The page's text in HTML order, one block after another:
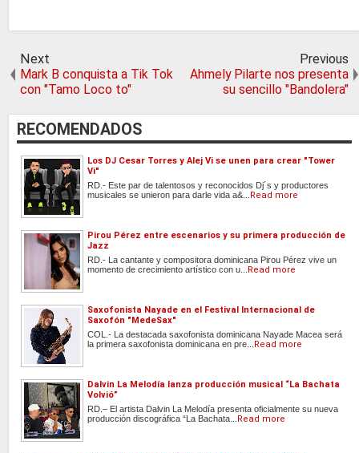
Next
Mark B conquista a Tik Tok
con "Tamo Loco to"
Previous
Ahmely Pilarte nos presenta
su sencillo "Bandolera"
RECOMENDADOS
Los DJ Cesar Torres y Alej Vi se unen para crear "Tower
Vi"
RD.- Este par de talentosos y reconocidos Dj´s y productores
musicales se unieron para darle vida a&... Read more
Pirou Pérez entre escenarios y su primera producción de
Jazz
RD.- La cantante y compositora dominicana Pirou Pérez vive un
momento de crecimiento artístico con u... Read more
Saxofonista Nayade en el Festival Internacional de
Saxofón "MedeSax"
COL.- La destacada saxofonista dominicana Nayade Macea será
la primera saxofonista dominicana en pre... Read more
Dalvin La Melodía lanza producción musical “La Bachata
Volvió”
RD.– El artista Dalvin La Melodía presenta oficialmente su nueva
producción discográfica “La Bachata... Read more